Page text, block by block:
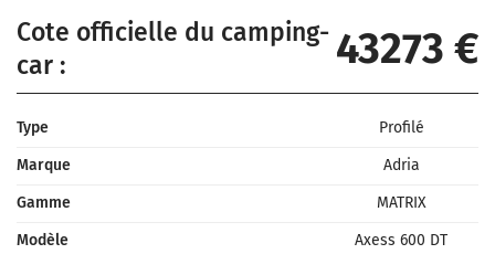
Cote officielle du camping-
car :
43273 €
Type
Profilé
Marque
Adria
Gamme
MATRIX
Modèle
Axess 600 DT